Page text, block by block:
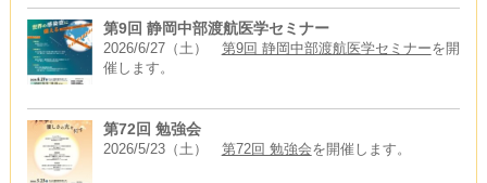
第9回 静岡中部渡航医学セミナー
2026/6/27（土） 第9回 静岡中部渡航医学セミナーを開
催します。
第72回 勉強会
2026/5/23（土） 第72回 勉強会を開催します。